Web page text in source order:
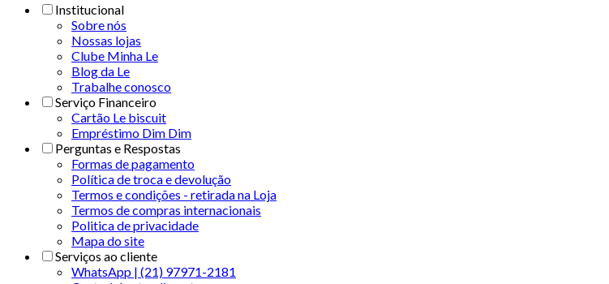
Institucional
Sobre nós
Nossas lojas
Clube Minha Le
Blog da Le
Trabalhe conosco
Serviço Financeiro
Cartão Le biscuit
Empréstimo Dim Dim
Perguntas e Respostas
Formas de pagamento
Política de troca e devolução
Termos e condições - retirada na Loja
Termos de compras internacionais
Politica de privacidade
Mapa do site
Serviços ao cliente
WhatsApp | (21) 97971-2181